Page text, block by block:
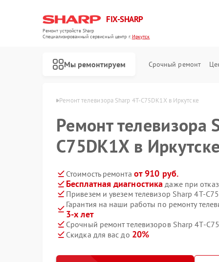
FIX-SHARP
Ремонт устройств Sharp
Специализированный cервисный центр г.Иркутск
Мы ремонтируем Срочный ремонт
Sharp в Иркутске Ремонт телевизора Sharp 4T-C75DK1X в Иркутске
Ремонт телевизора
C75DK1X в Иркутске
Стоимость ремонта от 910 руб.
Бесплатная диагностика даже при
Привезем и увезем телевизор Sharp 4T-
Гарантия на наши работы по ремонту
3-х лет
Срочный ремонт телевизоров Sharp 4T-
Скидка для вас до 20%